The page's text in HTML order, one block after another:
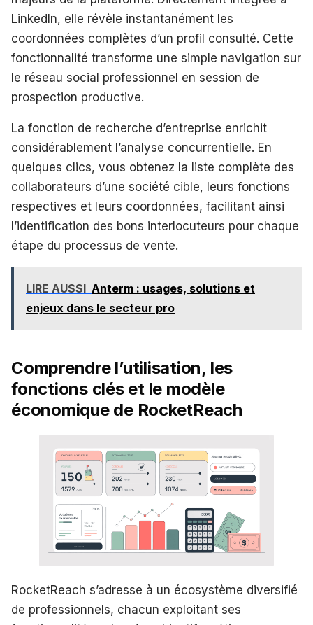
LinkedIn, elle révèle instantanément les
coordonnées complètes d’un profil consulté. Cette
fonctionnalité transforme une simple navigation sur
le réseau social professionnel en session de
prospection productive.
La fonction de recherche d’entreprise enrichit
considérablement l’analyse concurrentielle. En
quelques clics, vous obtenez la liste complète des
collaborateurs d’une société cible, leurs fonctions
respectives et leurs coordonnées, facilitant ainsi
l’identification des bons interlocuteurs pour chaque
étape du processus de vente.
LIRE AUSSI Anterm : usages, solutions et
enjeux dans le secteur pro
Comprendre l’utilisation, les
fonctions clés et le modèle
économique de RocketReach
RocketReach s’adresse à un écosystème diversifié
de professionnels, chacun exploitant ses